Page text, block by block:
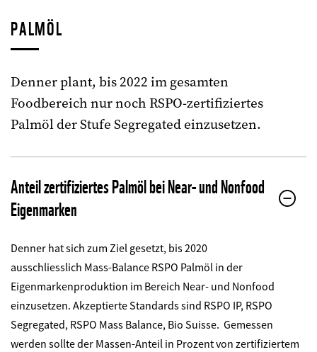
PALMÖL
Denner plant, bis 2022 im gesamten
Foodbereich nur noch RSPO-zertifiziertes
Palmöl der Stufe Segregated einzusetzen.
Anteil zertifiziertes Palmöl bei Near- und Nonfood
Eigenmarken
Denner hat sich zum Ziel gesetzt, bis 2020
ausschliesslich Mass-Balance RSPO Palmöl in der
Eigenmarkenproduktion im Bereich Near- und Nonfood
einzusetzen. Akzeptierte Standards sind RSPO IP, RSPO
Segregated, RSPO Mass Balance, Bio Suisse. Gemessen
werden sollte der Massen-Anteil in Prozent von zertifiziertem